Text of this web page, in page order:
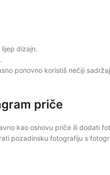
dizajn.
ponovno koristiš nečiji
priče
kao osnovu priče ili dodati
pozadinsku fotografiju s